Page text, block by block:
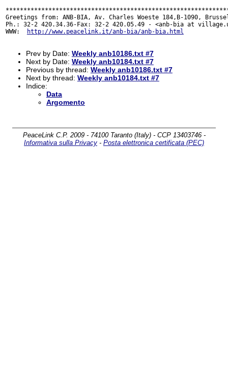
Greetings from: ANB-BIA, Av. Charles Woeste 184,B-1090,
Ph.: 32-2 420.34.36-Fax: 32-2 420.05.49 - <anb-bia at
WWW:
http://www.peacelink.it/anb-bia/anb-bia.html
Prev by Date: Weekly anb10186.txt #7
Next by Date: Weekly anb10184.txt #7
Previous by thread: Weekly anb10186.txt #7
Next by thread: Weekly anb10184.txt #7
Indice:
Data
Argomento
PeaceLink C.P. 2009 - 74100 Taranto (Italy) - CCP 13403746 -
Informativa sulla Privacy - Posta elettronica certificata (PEC)